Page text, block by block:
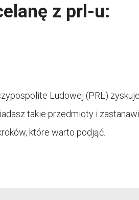
z prl-u:
Ludowej (PRL)
takie przedmioty i
które warto podjąć.